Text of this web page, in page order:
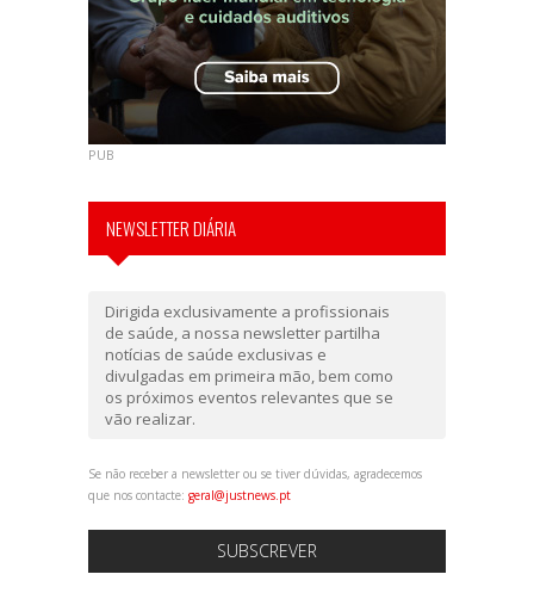
PUB
NEWSLETTER DIÁRIA
Dirigida exclusivamente a profissionais
de saúde, a nossa newsletter partilha
notícias de saúde exclusivas e
divulgadas em primeira mão, bem como
os próximos eventos relevantes que se
vão realizar.
Se não receber a newsletter ou se tiver dúvidas, agradecemos
que nos contacte: geral@justnews.pt
SUBSCREVER